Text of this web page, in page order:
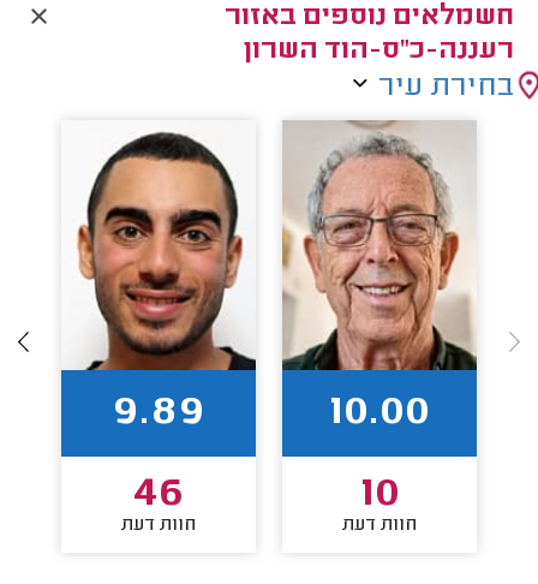
חשמלאים נוספים באזור
רעננה-כ"ס-הוד השרון
בחירת עיר
10.00
10
חוות דעת
9.89
46
חוות דעת